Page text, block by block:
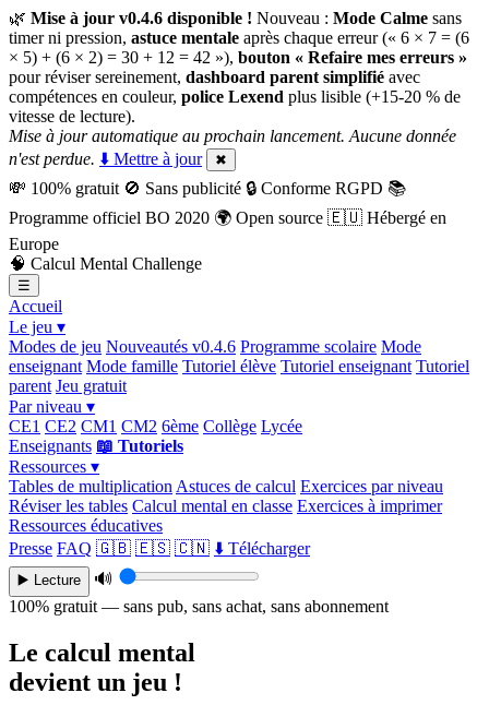
🌿 Mise à jour v0.4.6 disponible ! Nouveau : Mode Calme sans
timer ni pression, astuce mentale après chaque erreur (« 6 × 7 = (6
× 5) + (6 × 2) = 30 + 12 = 42 »), bouton « Refaire mes erreurs »
pour réviser sereinement, dashboard parent simplifié avec
compétences en couleur, police Lexend plus lisible (+15-20 % de
vitesse de lecture).
Mise à jour automatique au prochain lancement. Aucune donnée
n'est perdue. ⬇️ Mettre à jour ✖
💸 100% gratuit 🚫 Sans publicité 🔒 Conforme RGPD 📚
Programme officiel BO 2020 🌍 Open source 🇪🇺 Hébergé en
Europe
🧠 Calcul Mental Challenge
☰
Accueil
Le jeu ▾
Modes de jeu Nouveautés v0.4.6 Programme scolaire Mode
enseignant Mode famille Tutoriel élève Tutoriel enseignant Tutoriel
parent Jeu gratuit
Par niveau ▾
CE1 CE2 CM1 CM2 6ème Collège Lycée
Enseignants 📖 Tutoriels
Ressources ▾
Tables de multiplication Astuces de calcul Exercices par niveau
Réviser les tables Calcul mental en classe Exercices à imprimer
Ressources éducatives
Presse FAQ 🇬🇧 🇪🇸 🇨🇳 ⬇️ Télécharger
▶️ Lecture
🔊
100% gratuit — sans pub, sans achat, sans abonnement
Le calcul mental
devient un jeu !